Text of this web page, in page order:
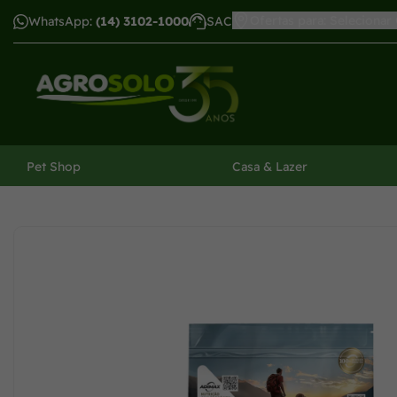
WhatsApp: (14) 3102-1000 SAC
Pet Shop Casa & Lazer
menu